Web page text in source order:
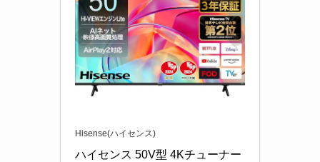
Hisense(ハイセンス)
ハイセンス 50V型 4Kチューナー